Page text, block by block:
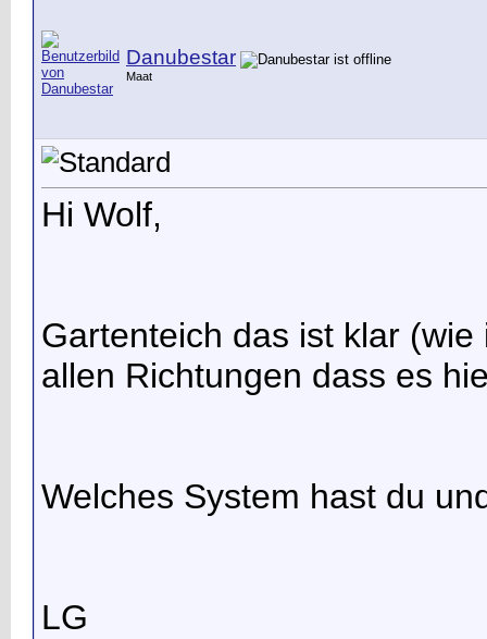
Danubestar
Maat
Hi Wolf,
Gartenteich das ist klar
allen Richtungen dass es
Welches System hast du
LG